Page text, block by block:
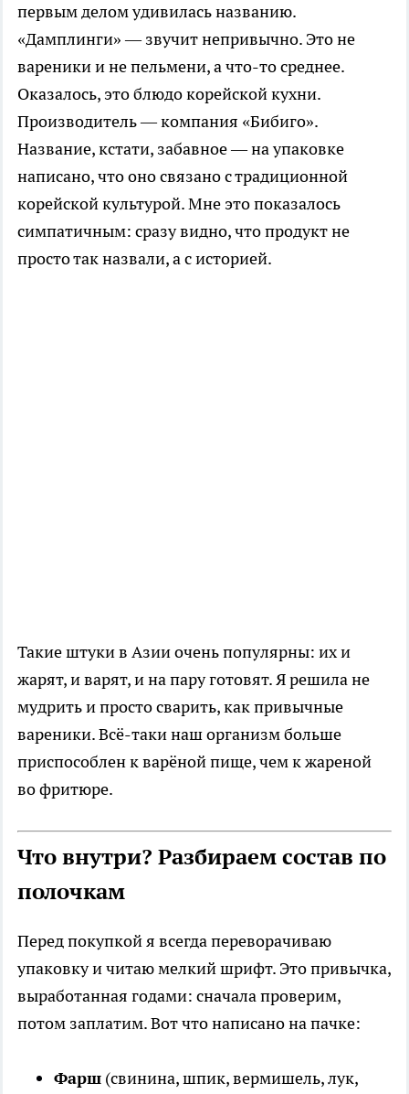
первым делом удивилась названию.
«Дамплинги» — звучит непривычно. Это не
вареники и не пельмени, а что-то среднее.
Оказалось, это блюдо корейской кухни.
Производитель — компания «Бибиго».
Название, кстати, забавное — на упаковке
написано, что оно связано с традиционной
корейской культурой. Мне это показалось
симпатичным: сразу видно, что продукт не
просто так назвали, а с историей.
Такие штуки в Азии очень популярны: их и
жарят, и варят, и на пару готовят. Я решила не
мудрить и просто сварить, как привычные
вареники. Всё-таки наш организм больше
приспособлен к варёной пище, чем к жареной
во фритюре.
Что внутри? Разбираем состав по
полочкам
Перед покупкой я всегда переворачиваю
упаковку и читаю мелкий шрифт. Это привычка,
выработанная годами: сначала проверим,
потом заплатим. Вот что написано на пачке:
Фарш (свинина, шпик, вермишель, лук,